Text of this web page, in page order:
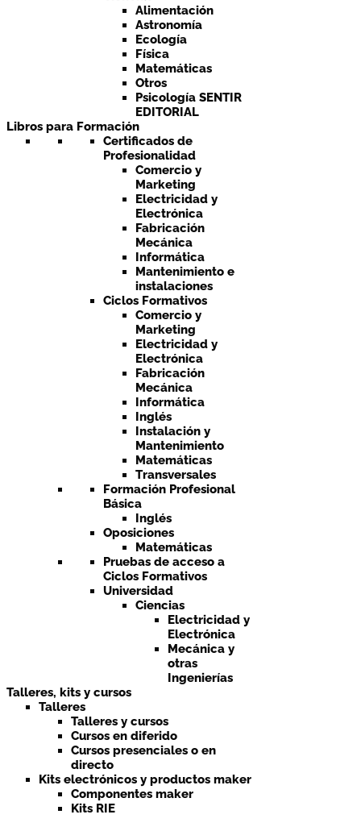
Alimentación
Astronomía
Ecología
Física
Matemáticas
Otros
Psicología SENTIR
EDITORIAL
Libros para Formación
Certificados de
Profesionalidad
Comercio y
Marketing
Electricidad y
Electrónica
Fabricación
Mecánica
Informática
Mantenimiento e
instalaciones
Ciclos Formativos
Comercio y
Marketing
Electricidad y
Electrónica
Fabricación
Mecánica
Informática
Inglés
Instalación y
Mantenimiento
Matemáticas
Transversales
Formación Profesional
Básica
Inglés
Oposiciones
Matemáticas
Pruebas de acceso a
Ciclos Formativos
Universidad
Ciencias
Electricidad y
Electrónica
Mecánica y
otras
Ingenierías
Talleres, kits y cursos
Talleres
Talleres y cursos
Cursos en diferido
Cursos presenciales o en
directo
Kits electrónicos y productos maker
Componentes maker
Kits RIE